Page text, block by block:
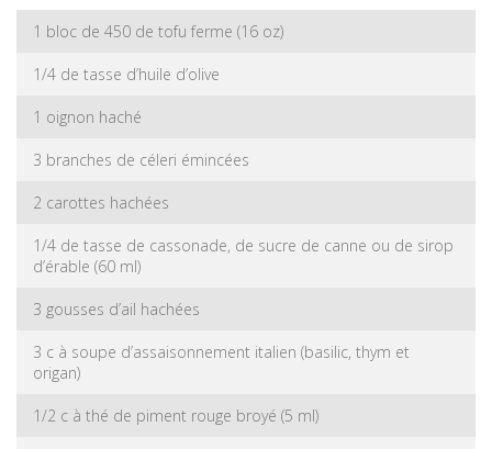
1 bloc de 450 de tofu ferme (16 oz)
1/4 de tasse d’huile d’olive
1 oignon haché
3 branches de céleri émincées
2 carottes hachées
1/4 de tasse de cassonade, de sucre de canne ou de sirop
d’érable (60 ml)
3 gousses d’ail hachées
3 c à soupe d’assaisonnement italien (basilic, thym et
origan)
1/2 c à thé de piment rouge broyé (5 ml)